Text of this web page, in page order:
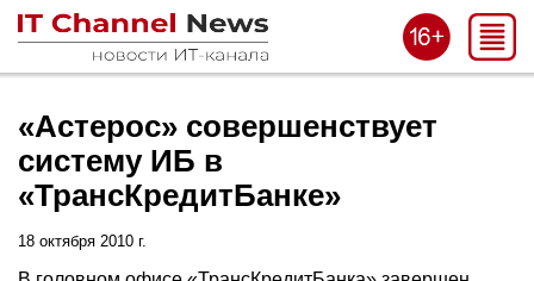
«Астерос» совершенствует
систему ИБ в
«ТрансКредитБанке»
18 октября 2010 г.